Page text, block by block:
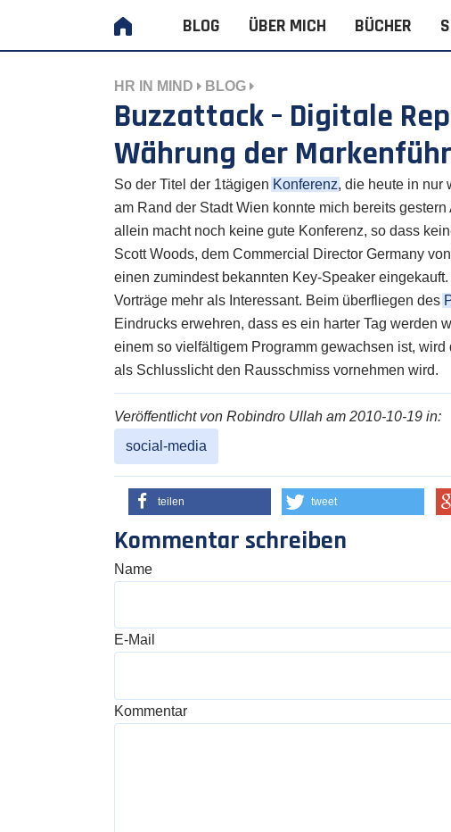
BLOG ÜBER MICH BÜCHER
HR IN MIND BLOG
Buzzattack – Digitale
Währung der
So der Titel der 1tägigen Konferenz, die heute in nur
am Rand der Stadt Wien konnte mich bereits
allein macht noch keine gute Konferenz, so dass
Scott Woods, dem Commercial Director Germany
einen zumindest bekannten Key-Speaker
Vorträge mehr als Interessant. Beim überfliegen des
Eindrucks erwehren, dass es ein harter Tag werden
einem so vielfältigem Programm gewachsen ist,
als Schlusslicht den Rausschmiss vornehmen wird.
Veröffentlicht von Robindro Ullah am 2010-10-19 in:
social-media
teilen tweet
Kommentar schreiben
Name
E-Mail
Kommentar